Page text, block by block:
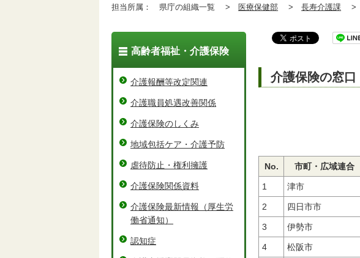
担当所属：
県庁の組織一覧 > 医療保健部 > 長寿介護課 >
介護保険の窓口
No. 市町・広域連合
1 津市
2 四日市市
3 伊勢市
4 松阪市
高齢者福祉・介護保険
介護報酬等改定関連
介護職員処遇改善関係
介護保険のしくみ
地域包括ケア・介護予防
虐待防止・権利擁護
介護保険関係資料
介護保険最新情報（厚生労
働省通知）
認知症